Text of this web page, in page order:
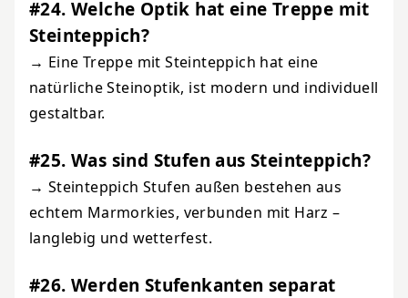
#24. Welche Optik hat eine Treppe mit
Steinteppich?
→ Eine Treppe mit Steinteppich hat eine
natürliche Steinoptik, ist modern und individuell
gestaltbar.
#25. Was sind Stufen aus Steinteppich?
→ Steinteppich Stufen außen bestehen aus
echtem Marmorkies, verbunden mit Harz –
langlebig und wetterfest.
#26. Werden Stufenkanten separat